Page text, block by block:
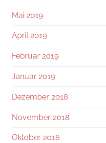
Mai 2019
April 2019
Februar 2019
Januar 2019
Dezember 2018
November 2018
Oktober 2018